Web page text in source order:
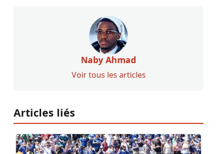
Naby Ahmad
Voir tous les articles
Articles liés